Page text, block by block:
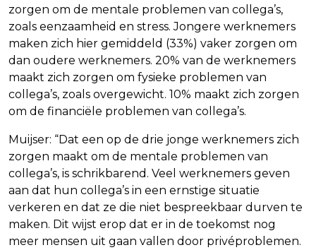
zorgen om de mentale problemen van collega’s,
zoals eenzaamheid en stress. Jongere werknemers
maken zich hier gemiddeld (33%) vaker zorgen om
dan oudere werknemers. 20% van de werknemers
maakt zich zorgen om fysieke problemen van
collega’s, zoals overgewicht. 10% maakt zich zorgen
om de financiële problemen van collega’s.
Muijser: “Dat een op de drie jonge werknemers zich
zorgen maakt om de mentale problemen van
collega’s, is schrikbarend. Veel werknemers geven
aan dat hun collega’s in een ernstige situatie
verkeren en dat ze die niet bespreekbaar durven te
maken. Dit wijst erop dat er in de toekomst nog
meer mensen uit gaan vallen door privéproblemen.